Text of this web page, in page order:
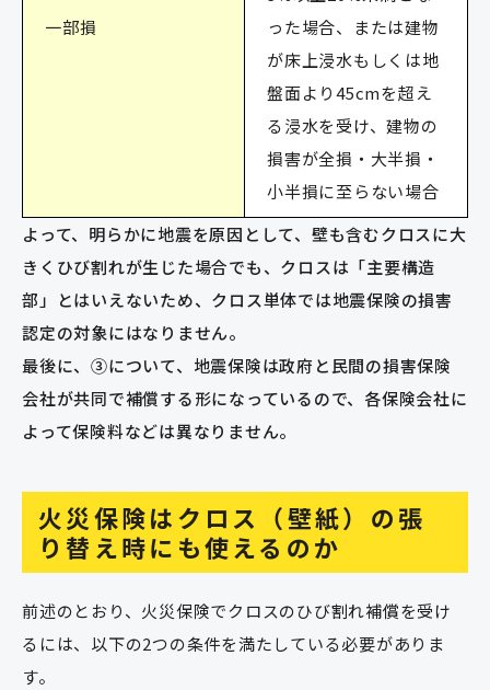
一部損
った場合、または建物
が床上浸水もしくは地
盤面より45cmを超え
る浸水を受け、建物の
損害が全損・大半損・
小半損に至らない場合
よって、明らかに地震を原因として、壁も含むクロスに大
きくひび割れが生じた場合でも、クロスは「主要構造
部」とはいえないため、クロス単体では地震保険の損害
認定の対象にはなりません。
最後に、③について、地震保険は政府と民間の損害保険
会社が共同で補償する形になっているので、各保険会社に
よって保険料などは異なりません。
火災保険はクロス（壁紙）の張
り替え時にも使えるのか
前述のとおり、火災保険でクロスのひび割れ補償を受け
るには、以下の2つの条件を満たしている必要がありま
す。